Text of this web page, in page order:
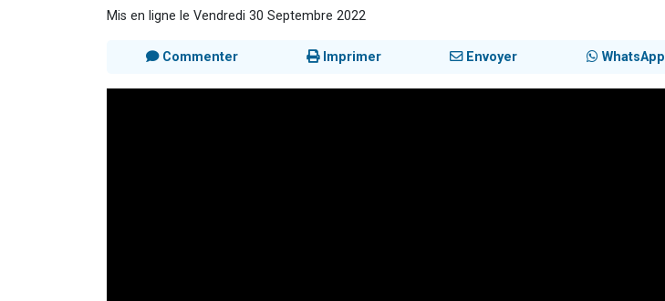
Mis en ligne le Vendredi 30 Septembre 2022
Commenter Imprimer Envoyer WhatsApp